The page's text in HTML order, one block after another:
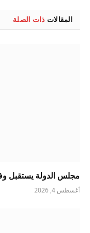
المقالات ذات الصلة
مجلس الدولة يستقبل
أغسطس 4, 2026